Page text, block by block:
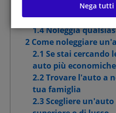
autonoleggio
1.3 Prenota in soli 3
1.4 Noleggia
2 Come noleggiare
2.1 Se stai cercando
auto più economiche
2.2 Trovare l'auto a
tua famiglia
2.3 Scegliere
Nega tutti
Cookie di prestazione
Cookie di funzionalità
Cookie per pubblicità
Cookie pubblicitari